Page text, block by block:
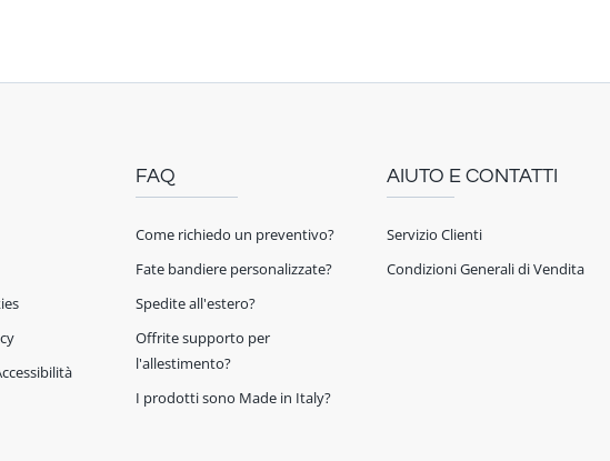
FAQ
Come richiedo un preventivo?
Fate bandiere personalizzate?
Spedite all'estero?
Offrite supporto per
l'allestimento?
I prodotti sono Made in Italy?
AIUTO E CONTATTI
Servizio Clienti
Condizioni Generali di Vendita